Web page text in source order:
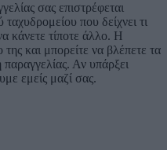
σας επιστρέφεται
που δείχνει τι
κάνετε τίποτε άλλο. Η
και μπορείτε να βλέπετε τα
παραγγελίας. Αν υπάρξει
εμείς μαζί σας.